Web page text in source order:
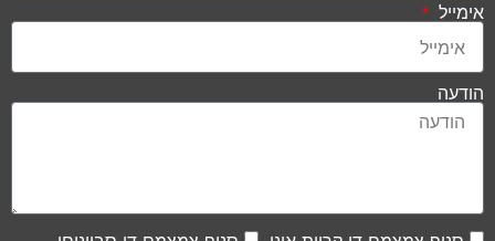
אימייל
הודעה